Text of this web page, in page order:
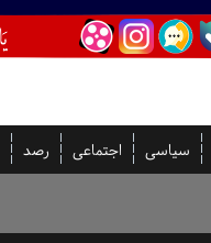
سیاسی اجتماعی رصد